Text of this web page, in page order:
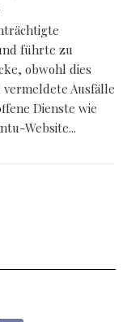
führte zu
obwohl dies
Ausfälle
Dienste wie
Website...